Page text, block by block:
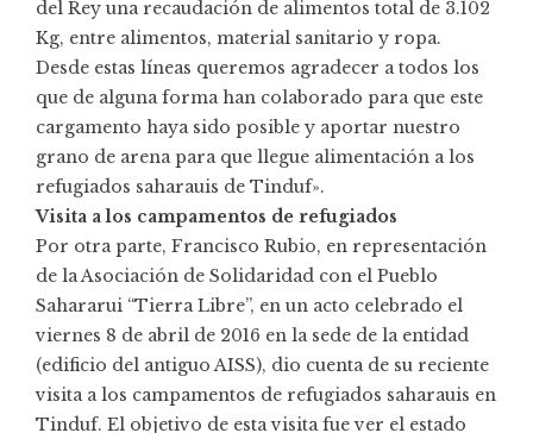
del Rey una recaudación de alimentos total de 3.102
Kg, entre alimentos, material sanitario y ropa.
Desde estas líneas queremos agradecer a todos los
que de alguna forma han colaborado para que este
cargamento haya sido posible y aportar nuestro
grano de arena para que llegue alimentación a los
refugiados saharauis de Tinduf».
Visita a los campamentos de refugiados
Por otra parte, Francisco Rubio, en representación
de la Asociación de Solidaridad con el Pueblo
Sahararui “Tierra Libre”, en un acto celebrado el
viernes 8 de abril de 2016 en la sede de la entidad
(edificio del antiguo AISS), dio cuenta de su reciente
visita a los campamentos de refugiados saharauis en
Tinduf. El objetivo de esta visita fue ver el estado